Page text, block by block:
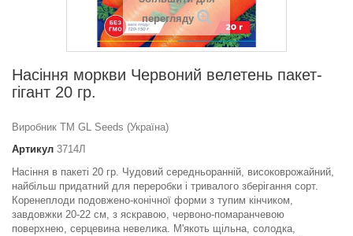
перегляду
Насіння моркви Червоний велетень пакет-
гігант 20 гр.
Виробник ТМ GL Seeds (Україна)
Артикул 3714Л
Насіння в пакеті 20 гр. Чудовий середньоранній, високоврожайний,
найбільш придатний для переробки і тривалого зберігання сорт.
Коренеплоди подовжено-конічної форми з тупим кінчиком,
завдовжки 20-22 см, з яскравою, червоно-помаранчевою
поверхнею, серцевина невелика. М'якоть щільна, солодка,